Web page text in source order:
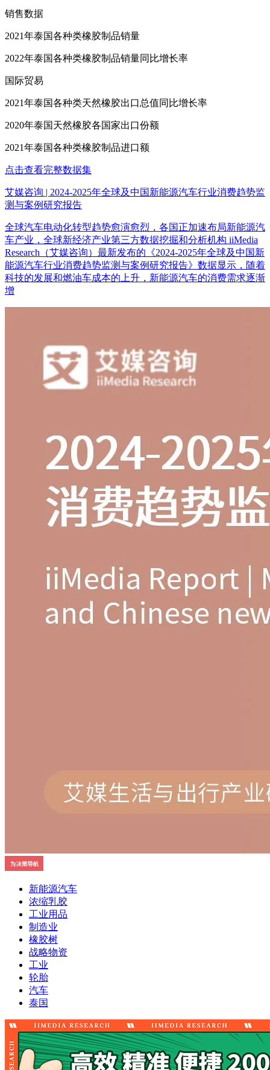
销售数据
2021年泰国各种类橡胶制品销量
2022年泰国各种类橡胶制品销量同比增长率
国际贸易
2021年泰国各种类天然橡胶出口总值同比增长率
2020年泰国天然橡胶各国家出口份额
2021年泰国各种类橡胶制品进口额
点击查看完整数据集
艾媒咨询 | 2024-2025年全球及中国新能源汽车行业消费趋势监
测与案例研究报告
全球汽车电动化转型趋势愈演愈烈，各国正加速布局新能源汽
车产业，全球新经济产业第三方数据挖掘和分析机构 iiMedia
Research（艾媒咨询）最新发布的《2024-2025年全球及中国新
能源汽车行业消费趋势监测与案例研究报告》数据显示，随着
科技的发展和燃油车成本的上升，新能源汽车的消费需求逐渐
增
新能源汽车
浓缩乳胶
工业用品
制造业
橡胶树
战略物资
工业
轮胎
汽车
泰国